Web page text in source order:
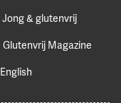
Jong & glutenvrij
Glutenvrij Magazine
English